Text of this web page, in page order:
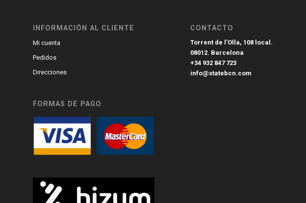
INFORMACIÓN AL CLIENTE
Mi cuenta
Pedidos
Direcciones
FORMAS DE PAGO
CONTACTO
Torrent de l’Olla, 108 local.
08012. Barcelona
+34 932 847 723
info@statebcn.com